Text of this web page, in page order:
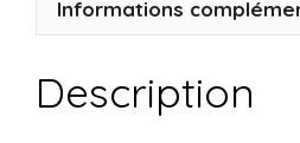
Informations
Description